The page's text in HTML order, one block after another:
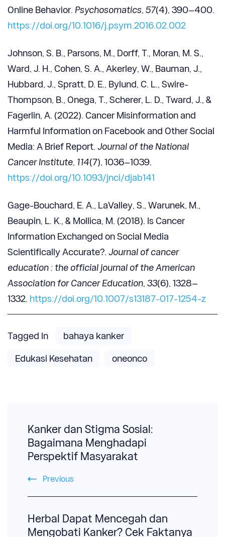
Online Behavior. Psychosomatics, 57(4), 390–400.
https://doi.org/10.1016/j.psym.2016.02.002
Johnson, S. B., Parsons, M., Dorff, T., Moran, M. S.,
Ward, J. H., Cohen, S. A., Akerley, W., Bauman, J.,
Hubbard, J., Spratt, D. E., Bylund, C. L., Swire-
Thompson, B., Onega, T., Scherer, L. D., Tward, J., &
Fagerlin, A. (2022). Cancer Misinformation and
Harmful Information on Facebook and Other Social
Media: A Brief Report. Journal of the National
Cancer Institute, 114(7), 1036–1039.
https://doi.org/10.1093/jnci/djab141
Gage-Bouchard, E. A., LaValley, S., Warunek, M.,
Beaupin, L. K., & Mollica, M. (2018). Is Cancer
Information Exchanged on Social Media
Scientifically Accurate?. Journal of cancer
education : the official journal of the American
Association for Cancer Education, 33(6), 1328–
1332. https://doi.org/10.1007/s13187-017-1254-z
Tagged In bahaya kanker
Edukasi Kesehatan oneonco
Navigation
Kanker dan Stigma Sosial:
Bagaimana Menghadapi
Perspektif Masyarakat
Previous
Herbal Dapat Mencegah dan
Mengobati Kanker? Cek Faktanya